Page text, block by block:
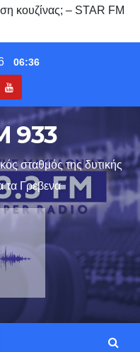
κουζίνας; – STAR FM
06:36
933
σταθμός της δυτικής
τα Γρεβενα